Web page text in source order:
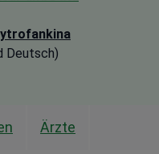
Deutsch)
Ärzte